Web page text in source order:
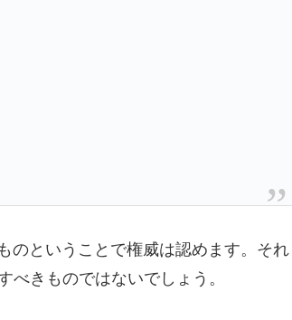
のということで権威は認めます。それ
きものではないでしょう。